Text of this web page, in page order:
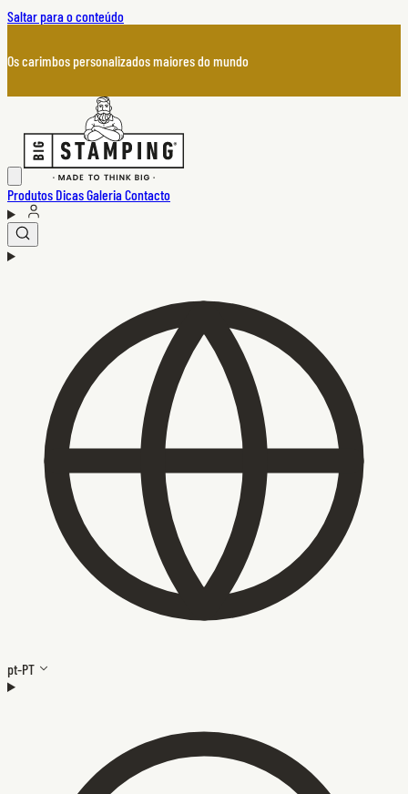
Saltar para o conteúdo
Os carimbos personalizados maiores do mundo
Produtos DicasGaleriaContacto
pt-PT